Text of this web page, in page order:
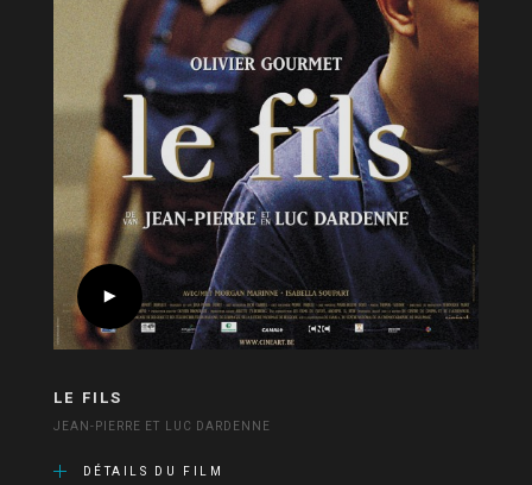
LE FILS
JEAN-PIERRE ET LUC DARDENNE
DÉTAILS DU FILM